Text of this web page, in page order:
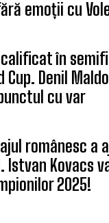
emoții cu
în
Cup. Denil
cu var
românesc a
Istvan Kovacs
2025!